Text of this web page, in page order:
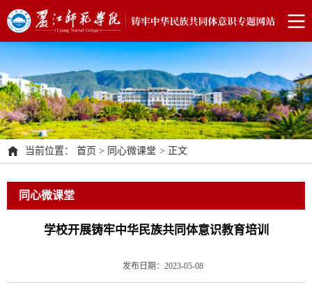
当前位置： 首页 > 同心微课堂 > 正文
同心微课堂
学校开展铸牢中华民族共同体意识教育培训
发布日期：2023-05-08